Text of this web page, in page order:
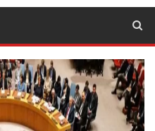
da própria residência em
o corpo do menino Henry Borel
1 ano e meio na emissora
OnlyFans de enteada: “Me via